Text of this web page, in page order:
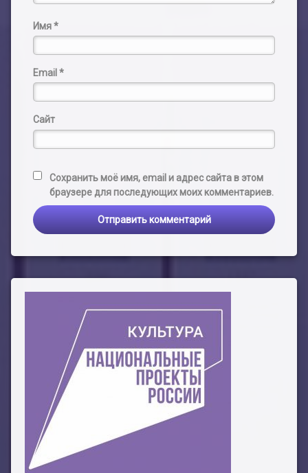
Имя*
Email *
Сайт
Сохранить моё имя, email и адрес сайта в этом
браузере для последующих моих комментариев.